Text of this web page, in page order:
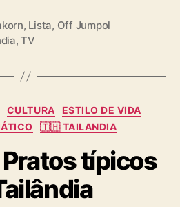
, Lista, Off Jumpol
,TV
C
a
t
e
g
o
r
CULTURA
ESTILO DE VIDA
🇹🇭 TAILANDIA
típicos